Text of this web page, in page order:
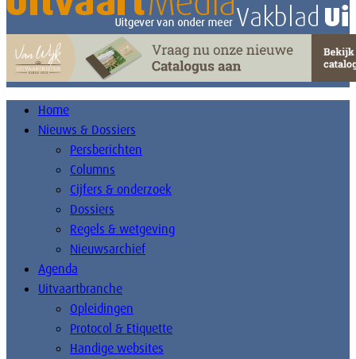
Home
Nieuws & Dossiers
Persberichten
Columns
Cijfers & onderzoek
Dossiers
Regels & wetgeving
Nieuwsarchief
Agenda
Uitvaartbranche
Opleidingen
Protocol & Etiquette
Handige websites